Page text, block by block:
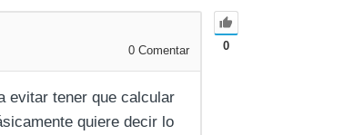
0
0 Comentar
evitar tener que calcular
quiere decir lo